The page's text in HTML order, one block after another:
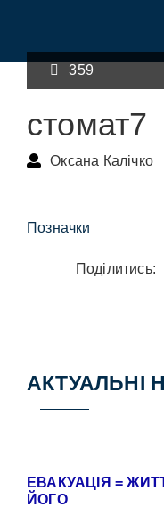
359
стомат7
Оксана Калічко
Позначки
Поділитись:
АКТУАЛЬНІ
ЕВАКУАЦІЯ =
ЙОГО